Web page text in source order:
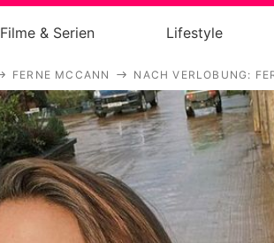
Royals
Stars
Filme & Serien
Lifestyle
Familie & Liebe
Filme & Serien Lifestyle
FERNE MCCANN NACH VERLOBUNG: